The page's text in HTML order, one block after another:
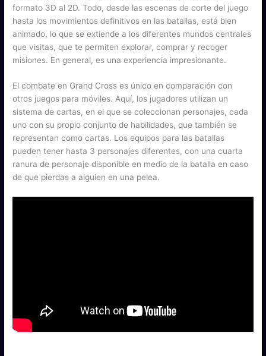
formato 3D al 2D. Todo, desde las escenas de corte del juego
hasta los movimientos definitivos en las batallas, está bien
animado, lo que se extiende a los diferentes mundos centrales
que visitas, que te permiten explorar, comprar y recoger
misiones. En general, es una experiencia impresionante.
El combate en Grand Cross es único en comparación con
otros juegos para móviles. Aquí, los jugadores utilizan un
sistema de cartas, en el que se coleccionan personajes, cada
uno con su propio conjunto de habilidades, que también se
representan como cartas. Los equipos para las batallas
pueden tener hasta 3 personajes diferentes, con una cuarta
ranura de personaje disponible en medio de la batalla en caso
de que pierdas a alguien en una pelea.